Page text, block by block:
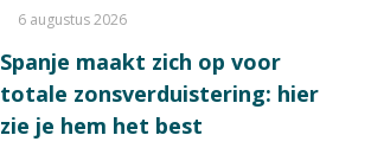
6 augustus 2026
Spanje maakt zich op voor
totale zonsverduistering: hier
zie je hem het best